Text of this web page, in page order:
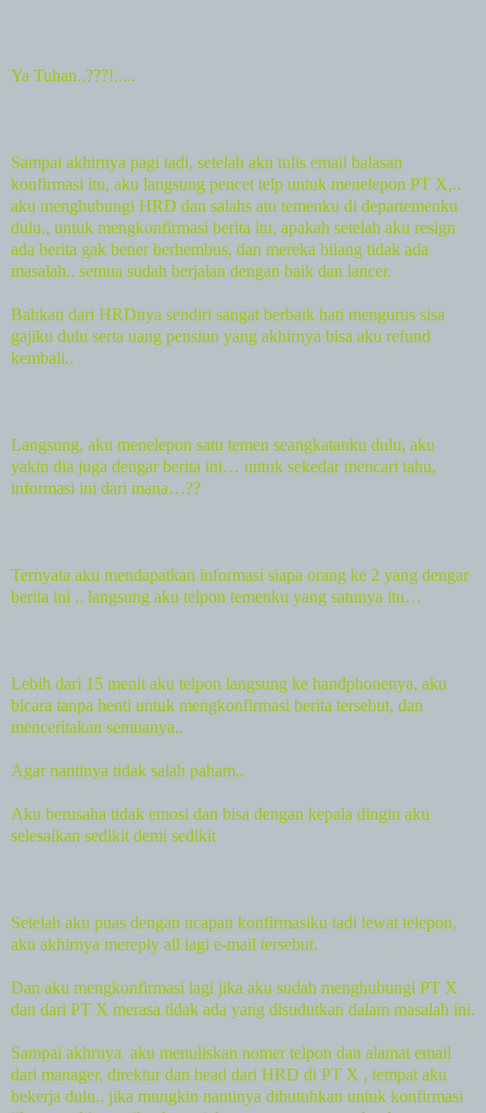
Ya Tuhan..???!.....
Sampai akhirnya pagi tadi, setelah aku tulis email balasan
konfirmasi itu, aku langsung pencet telp untuk menelepon PT X,..
aku menghubungi HRD dan salahs atu temenku di departemenku
dulu., untuk mengkonfirmasi berita itu, apakah setelah aku resign
ada berita gak bener berhembus, dan mereka bilang tidak ada
masalah.. semua sudah berjalan dengan baik dan lancer.
Bahkan dari HRDnya sendiri sangat berbaik hati mengurus sisa
gajiku dulu serta uang pensiun yang akhirnya bisa aku refund
kembali..
Langsung, aku menelepon satu temen seangkatanku dulu, aku
yakin dia juga dengar berita ini… untuk sekedar mencari tahu,
informasi ini dari mana…??
Ternyata aku mendapatkan informasi siapa orang ke 2 yang dengar
berita ini .. langsung aku telpon temenku yang satunya itu…
Lebih dari 15 menit aku telpon langsung ke handphonenya, aku
bicara tanpa henti untuk mengkonfirmasi berita tersebut, dan
menceritakan semuanya..
Agar nantinya tidak salah paham..
Aku berusaha tidak emosi dan bisa dengan kepala dingin aku
selesaikan sedikit demi sedikit
Setelah aku puas dengan ucapan konfirmasiku tadi lewat telepon,
aku akhirnya mereply all lagi e-mail tersebut.
Dan aku mengkonfirmasi lagi jika aku sudah menghubungi PT X
dan dari PT X merasa tidak ada yang disudutkan dalam masalah ini.
Sampai akhrnya aku menuliskan nomer telpon dan alamat email
dari manager, direktur dan head dari HRD di PT X , tempat aku
bekerja dulu.. jika mungkin nantinya dibutuhkan untuk konfirmasi